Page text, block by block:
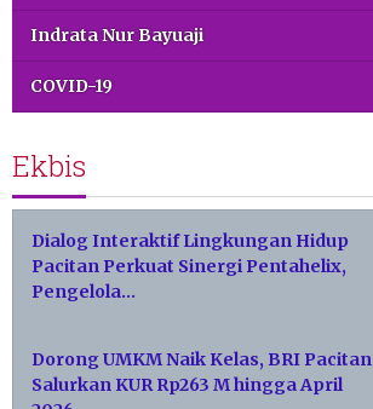
Indrata Nur Bayuaji
COVID-19
Ekbis
Dialog Interaktif Lingkungan Hidup
Pacitan Perkuat Sinergi Pentahelix,
Pengelola…
Dorong UMKM Naik Kelas, BRI Pacitan
Salurkan KUR Rp263 M hingga April